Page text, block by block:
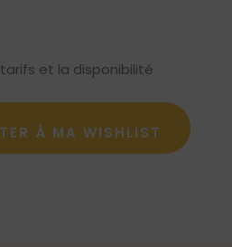
et la disponibilité
À MA WISHLIST